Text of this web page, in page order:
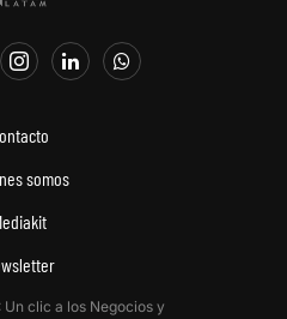
somos
Un clic a los Negocios y